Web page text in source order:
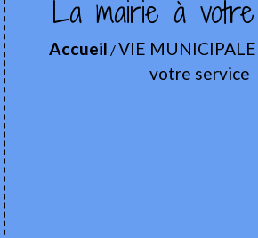
La mairie à
Accueil /VIE MUNICIPALE
votre service